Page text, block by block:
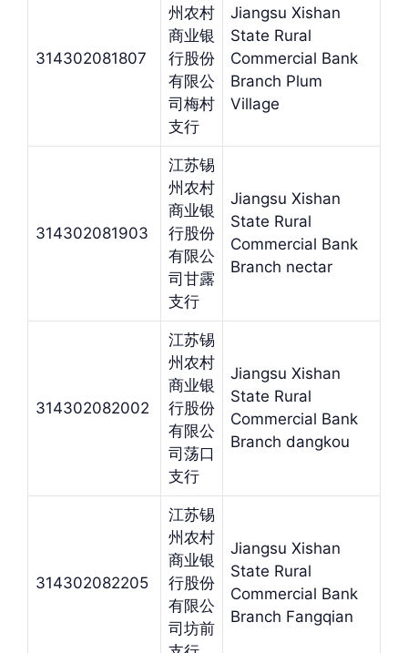
314302081807
州农村
商业银
行股份
有限公
司梅村
支行
Jiangsu Xishan
State Rural
Commercial Bank
Branch Plum
Village
314302081903
江苏锡
州农村
商业银
行股份
有限公
司甘露
支行
Jiangsu Xishan
State Rural
Commercial Bank
Branch nectar
314302082002
江苏锡
州农村
商业银
行股份
有限公
司荡口
支行
Jiangsu Xishan
State Rural
Commercial Bank
Branch dangkou
314302082205
江苏锡
州农村
商业银
行股份
有限公
司坊前
Jiangsu Xishan
State Rural
Commercial Bank
Branch Fangqian